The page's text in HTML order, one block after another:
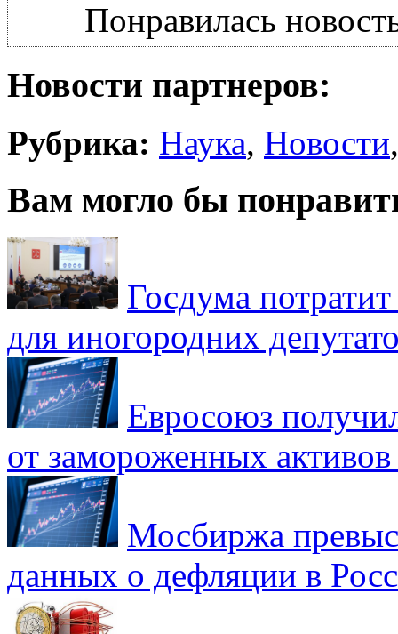
Понравилась
Новости партнеров:
Рубрика: Наука, Новости
Вам могло бы
Госдума
для иногородних
Евросоюз
от замороженных
Мосбиржа
данных о дефляции в